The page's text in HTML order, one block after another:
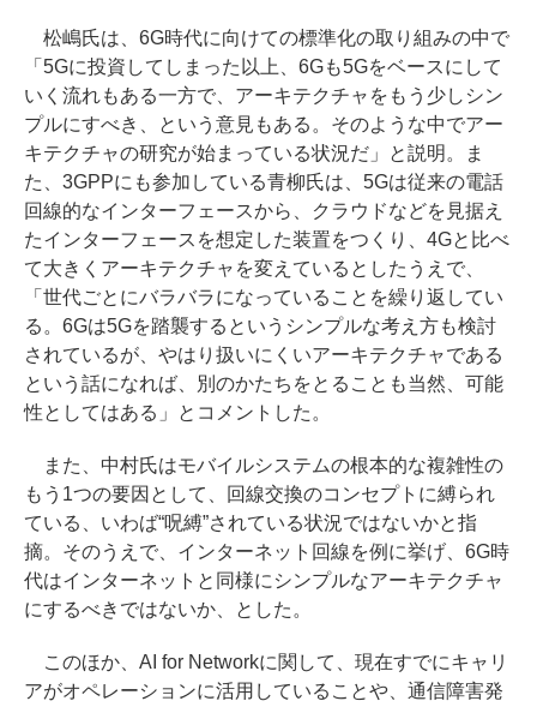
松嶋氏は、6G時代に向けての標準化の取り組みの中で
「5Gに投資してしまった以上、6Gも5Gをベースにして
いく流れもある一方で、アーキテクチャをもう少しシン
プルにすべき、という意見もある。そのような中でアー
キテクチャの研究が始まっている状況だ」と説明。ま
た、3GPPにも参加している青柳氏は、5Gは従来の電話
回線的なインターフェースから、クラウドなどを見据え
たインターフェースを想定した装置をつくり、4Gと比べ
て大きくアーキテクチャを変えているとしたうえで、
「世代ごとにバラバラになっていることを繰り返してい
る。6Gは5Gを踏襲するというシンプルな考え方も検討
されているが、やはり扱いにくいアーキテクチャである
という話になれば、別のかたちをとることも当然、可能
性としてはある」とコメントした。
また、中村氏はモバイルシステムの根本的な複雑性の
もう1つの要因として、回線交換のコンセプトに縛られ
ている、いわば“呪縛”されている状況ではないかと指
摘。そのうえで、インターネット回線を例に挙げ、6G時
代はインターネットと同様にシンプルなアーキテクチャ
にするべきではないか、とした。
このほか、AI for Networkに関して、現在すでにキャリ
アがオペレーションに活用していることや、通信障害発